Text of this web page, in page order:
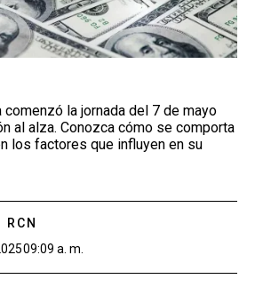
comenzó la jornada del 7 de mayo
al alza. Conozca cómo se comporta
los factores que influyen en su
RCN
09:09 a. m.